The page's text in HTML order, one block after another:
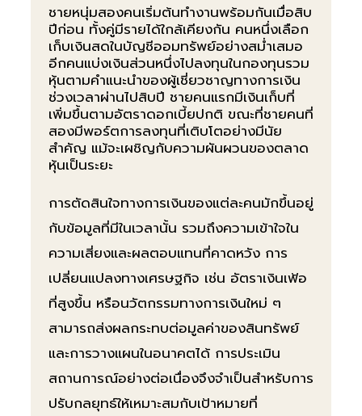
ชายหนุ่มสองคนเริ่มต้นทำงานพร้อมกันเมื่อสิบ
ปีก่อน ทั้งคู่มีรายได้ใกล้เคียงกัน คนหนึ่งเลือก
เก็บเงินสดในบัญชีออมทรัพย์อย่างสม่ำเสมอ
อีกคนแบ่งเงินส่วนหนึ่งไปลงทุนในกองทุนรวม
หุ้นตามคำแนะนำของผู้เชี่ยวชาญทางการเงิน
ช่วงเวลาผ่านไปสิบปี ชายคนแรกมีเงินเก็บที่
เพิ่มขึ้นตามอัตราดอกเบี้ยปกติ ขณะที่ชายคนที่
สองมีพอร์ตการลงทุนที่เติบโตอย่างมีนัย
สำคัญ แม้จะเผชิญกับความผันผวนของตลาด
หุ้นเป็นระยะ
การตัดสินใจทางการเงินของแต่ละคนมักขึ้นอยู่
กับข้อมูลที่มีในเวลานั้น รวมถึงความเข้าใจใน
ความเสี่ยงและผลตอบแทนที่คาดหวัง การ
เปลี่ยนแปลงทางเศรษฐกิจ เช่น อัตราเงินเฟ้อ
ที่สูงขึ้น หรือนวัตกรรมทางการเงินใหม่ ๆ
สามารถส่งผลกระทบต่อมูลค่าของสินทรัพย์
และการวางแผนในอนาคตได้ การประเมิน
สถานการณ์อย่างต่อเนื่องจึงจำเป็นสำหรับการ
ปรับกลยุทธ์ให้เหมาะสมกับเป้าหมายที่